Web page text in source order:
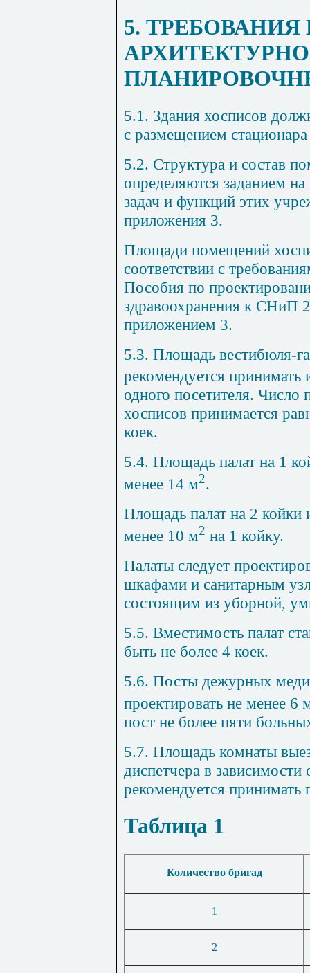
5. ТРЕБОВАНИЯ
5.1. Здания хосписов
с размещением
5.2. Структура и состав
определяются заданием
задач и функций этих
приложения 3.
Площади помещений
соответствии с
Пособия по
здравоохранения к СНиП
приложением 3.
5.3. Площадь вестибюля-
рекомендуется принимать
одного посетителя. Число
хосписов принимается
коек.
5.4. Площадь палат на 1
менее 14 м2.
Площадь палат на 2 койки
менее 10 м2 на 1 койку.
Палаты следует
шкафами и санитарным
состоящим из уборной,
5.5. Вместимость палат
быть не более 4 коек.
5.6. Посты дежурных
проектировать не менее 6
пост не более пяти
5.7. Площадь комнаты
диспетчера в зависимости
рекомендуется принимать
Таблица 1
Количество бригад
1
2